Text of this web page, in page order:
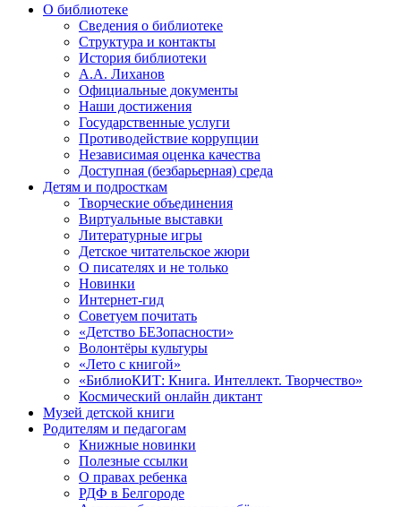
О библиотеке
Сведения о библиотеке
Структура и контакты
История библиотеки
А.А. Лиханов
Официальные документы
Наши достижения
Государственные услуги
Противодействие коррупции
Независимая оценка качества
Доступная (безбарьерная) среда
Детям и подросткам
Творческие объединения
Виртуальные выставки
Литературные игры
Детское читательское жюри
О писателях и не только
Новинки
Интернет-гид
Советуем почитать
«Детство БЕЗопасности»
Волонтёры культуры
«Лето с книгой»
«БиблиоКИТ: Книга. Интеллект. Творчество»
Космический онлайн диктант
Музей детской книги
Родителям и педагогам
Книжные новинки
Полезные ссылки
О правах ребенка
РДФ в Белгороде